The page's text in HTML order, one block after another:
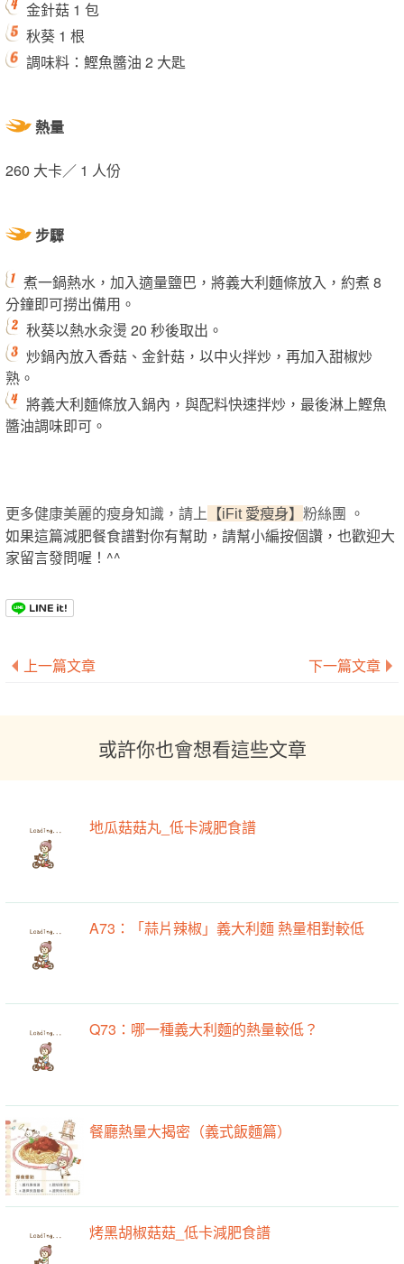
金針菇 1 包
秋葵 1 根
調味料：鰹魚醬油 2 大匙
熱量
260 大卡／ 1 人份
步驟
煮一鍋熱水，加入適量鹽巴，將義大利麵條放入，約煮 8
分鐘即可撈出備用。
秋葵以熱水汆燙 20 秒後取出。
炒鍋內放入香菇、金針菇，以中火拌炒，再加入甜椒炒
熟。
將義大利麵條放入鍋內，與配料快速拌炒，最後淋上鰹魚
醬油調味即可。
更多健康美麗的瘦身知識，請上 【iFit 愛瘦身】 粉絲團 。
如果這篇減肥餐食譜對你有幫助，請幫小編按個讚，也歡迎大
家留言發問喔！^^
上一篇文章 下一篇文章
或許你也會想看這些文章
地瓜菇菇丸_低卡減肥食譜
A73：「蒜片辣椒」義大利麵 熱量相對較低
Q73：哪一種義大利麵的熱量較低？
餐廳熱量大揭密（義式飯麵篇）
烤黑胡椒菇菇_低卡減肥食譜